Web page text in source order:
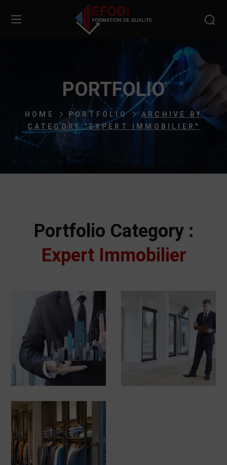
PORTFOLIO
HOME PORTFOLIO
ARCHIVE BY
CATEGORY "EXPERT IMMOBILIER"
Portfolio Category :
Expert Immobilier